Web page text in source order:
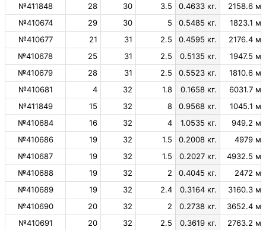
№411848
28 30 3.5 0.4633 кг.
2158.6 м.
№410674
29 30 5 0.5485 кг.
1823.1 м.
№410677
21 31 2.5 0.4595 кг.
2176.4 м.
№410678
25 31 2.5 0.5135 кг.
1947.5 м.
№410679
28 31 2.5 0.5523 кг.
1810.6 м.
№410681
4 32 1.8 0.1658 кг.
6031.7 м.
№411849
15 32 8 0.9568 кг.
1045.1 м.
№410684
16 32 4 1.0535 кг.
949.2 м.
№410686
19 32 1.5 0.2008 кг.
4979 м.
№410687
19 32 1.5 0.2027 кг.
4932.5 м.
№410688
19 32 2 0.4045 кг.
2472 м.
№410689
19 32 2.4 0.3164 кг.
3160.3 м.
№410690
20 32 2 0.2738 кг.
3652.4 м.
№410691
20 32 2.5 0.3619 кг.
2763.2 м.